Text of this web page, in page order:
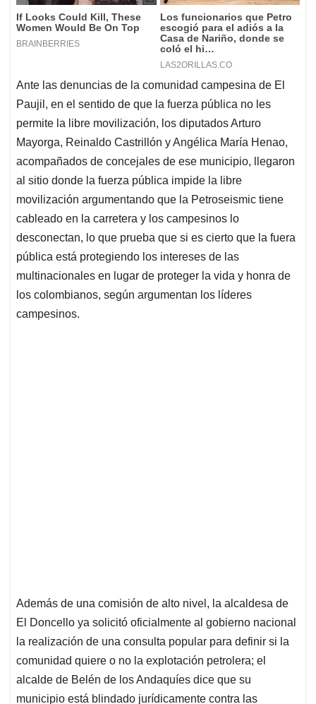
Ante las denuncias de la comunidad campesina de El
Paujil, en el sentido de que la fuerza pública no les
permite la libre movilización, los diputados Arturo
Mayorga, Reinaldo Castrillón y Angélica María Henao,
acompañados de concejales de ese municipio, llegaron
al sitio donde la fuerza pública impide la libre
movilización argumentando que la Petroseismic tiene
cableado en la carretera y los campesinos lo
desconectan, lo que prueba que si es cierto que la fuera
pública está protegiendo los intereses de las
multinacionales en lugar de proteger la vida y honra de
los colombianos, según argumentan los líderes
campesinos.
Además de una comisión de alto nivel, la alcaldesa de
El Doncello ya solicitó oficialmente al gobierno nacional
la realización de una consulta popular para definir si la
comunidad quiere o no la explotación petrolera; el
alcalde de Belén de los Andaquíes dice que su
municipio está blindado jurídicamente contra las